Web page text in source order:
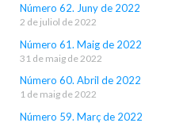
Número 62. Juny de 2022
2 de juliol de 2022
Número 61. Maig de 2022
31 de maig de 2022
Número 60. Abril de 2022
1 de maig de 2022
Número 59. Març de 2022